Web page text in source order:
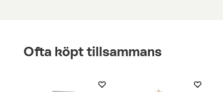
Ofta köpt tillsammans